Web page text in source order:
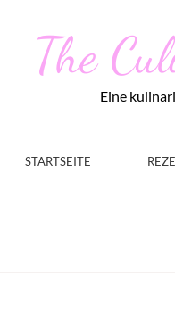
The
Eine
STARTSEITE